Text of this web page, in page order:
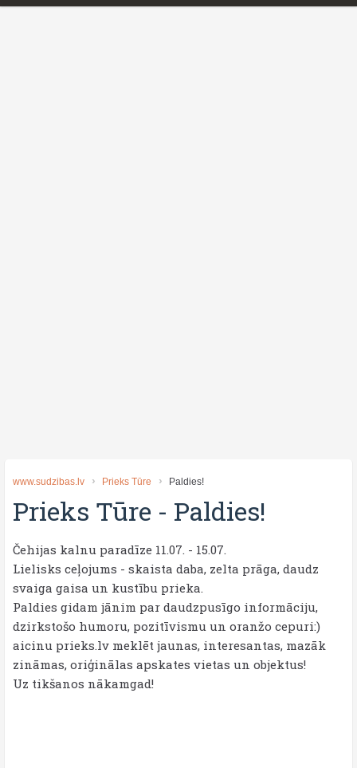
www.sudzibas.lv Prieks Tūre Paldies!
Prieks Tūre - Paldies!
Čehijas kalnu paradīze 11.07. - 15.07.
Lielisks ceļojums - skaista daba, zelta prāga, daudz
svaiga gaisa un kustību prieka.
Paldies gidam jānim par daudzpusīgo informāciju,
dzirkstošo humoru, pozitīvismu un oranžo cepuri:)
aicinu prieks.lv meklēt jaunas, interesantas, mazāk
zināmas, oriģinālas apskates vietas un objektus!
Uz tikšanos nākamgad!